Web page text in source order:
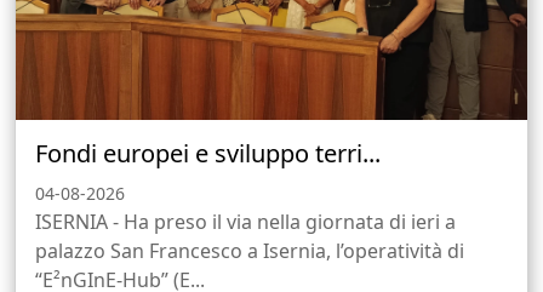
Fondi europei e sviluppo terri...
04-08-2026
ISERNIA - Ha preso il via nella giornata di ieri a
palazzo San Francesco a Isernia, l’operatività di
“E²nGInE-Hub” (E...